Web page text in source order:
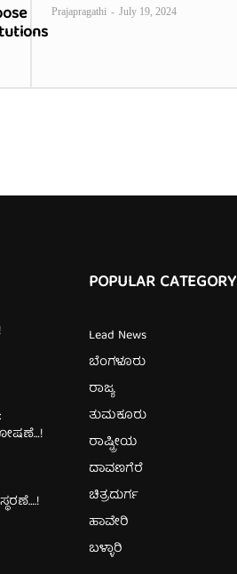
Prajapragathi - July 19, 2024
POPULAR CATEGORY
Lead News
ಬೆಂಗಳೂರು
ರಾಜ್ಯ
ತುಮಕೂರು
ರಾಷ್ಟ್ರೀಯ
ದಾವಣಗೆರೆ
ಚಿತ್ರದುರ್ಗ
ಹಾವೇರಿ
ಬಳ್ಳಾರಿ